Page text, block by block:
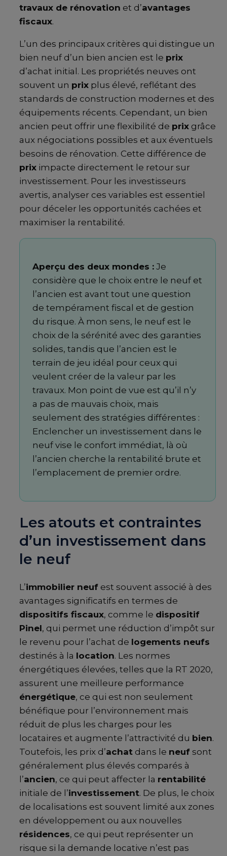
travaux de rénovation et d’avantages
fiscaux.
L’un des principaux critères qui distingue un
bien neuf d’un bien ancien est le prix
d’achat initial. Les propriétés neuves ont
souvent un prix plus élevé, reflétant des
standards de construction modernes et des
équipements récents. Cependant, un bien
ancien peut offrir une flexibilité de prix grâce
aux négociations possibles et aux éventuels
besoins de rénovation. Cette différence de
prix impacte directement le retour sur
investissement. Pour les investisseurs
avertis, analyser ces variables est essentiel
pour déceler les opportunités cachées et
maximiser la rentabilité.
Aperçu des deux mondes : Je
considère que le choix entre le neuf et
l’ancien est avant tout une question
de tempérament fiscal et de gestion
du risque. À mon sens, le neuf est le
choix de la sérénité avec des garanties
solides, tandis que l’ancien est le
terrain de jeu idéal pour ceux qui
veulent créer de la valeur par les
travaux. Mon point de vue est qu’il n’y
a pas de mauvais choix, mais
seulement des stratégies différentes :
Enclencher un investissement dans le
neuf vise le confort immédiat, là où
l’ancien cherche la rentabilité brute et
l’emplacement de premier ordre.
Les atouts et contraintes
d’un investissement dans
le neuf
L’immobilier neuf est souvent associé à des
avantages significatifs en termes de
dispositifs fiscaux, comme le dispositif
Pinel, qui permet une réduction d’impôt sur
le revenu pour l’achat de logements neufs
destinés à la location. Les normes
énergétiques élevées, telles que la RT 2020,
assurent une meilleure performance
énergétique, ce qui est non seulement
bénéfique pour l’environnement mais
réduit de plus les charges pour les
locataires et augmente l’attractivité du bien.
Toutefois, les prix d’achat dans le neuf sont
généralement plus élevés comparés à
l’ancien, ce qui peut affecter la rentabilité
initiale de l’investissement. De plus, le choix
de localisations est souvent limité aux zones
en développement ou aux nouvelles
résidences, ce qui peut représenter un
risque si la demande locative n’est pas